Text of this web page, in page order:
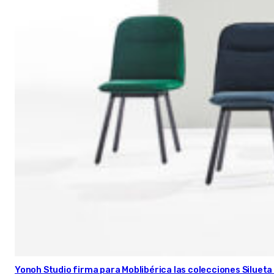
Yonoh Studio firma para Moblibérica las colecciones Silueta